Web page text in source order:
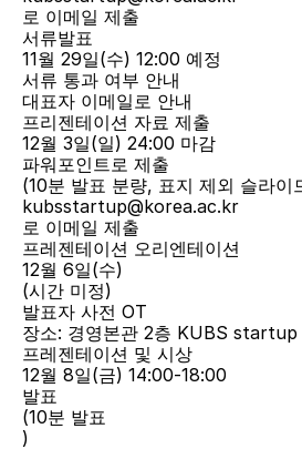
로 이메일 제출
서류발표
11월 29일(수) 12:00 예정
서류 통과 여부 안내
대표자 이메일로 안내
프리젠테이션 자료 제출
12월 3일(일) 24:00 마감
파워포인트로 제출
(10분 발표 분량, 표지 제외 슬라이
kubsstartup@korea.ac.kr
로 이메일 제출
프레젠테이션 오리엔테이션
12월 6일(수)
(시간 미정)
발표자 사전 OT
장소: 경영본관 2층 KUBS
프레젠테이션 및 시상
12월 8일(금) 14:00-18:00
발표
(10분 발표
)